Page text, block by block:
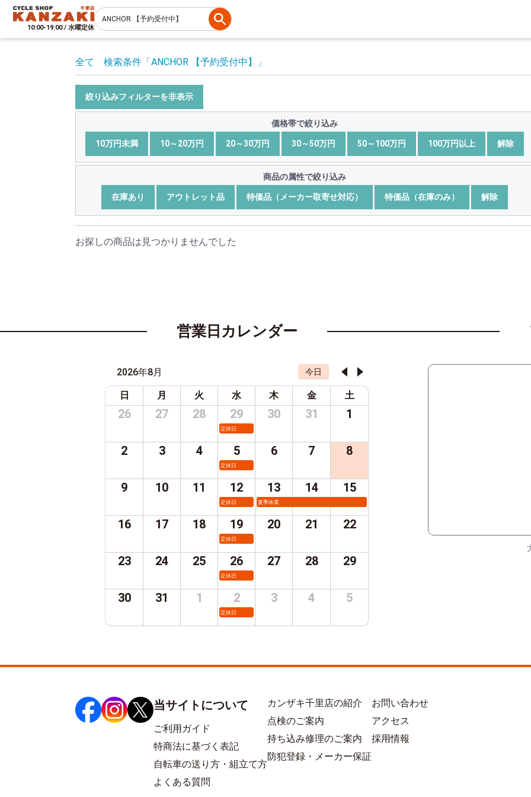
10:00-19:00 / 水曜定休
全て 検索条件 「ANCHOR 【予約受付中】」
絞り込みフィルターを非表示
価格帯で絞り込み
10万円未満 10～20万円 20～30万円 30～50万円 50～100万円 100万円以上 解除
商品の属性で絞り込み
在庫あり アウトレット品 特価品（メーカー取寄せ対応） 特価品（在庫のみ） 解除
お探しの商品は見つかりませんでした
営業日カレンダー
2026年8月 今日
日 月 火 水 木 金 土
26 27 28 29
定休日
30 31 1
2 3 4 5
定休日
6 7 8
9 10 11 12
定休日
13
夏季休業
14 15
16 17 18 19
定休日
20 21 22
23 24 25 26
定休日
27 28 29
30 31 1 2
定休日
3 4 5
当サイトについて
ご利用ガイド
特商法に基づく表記
自転車の送り方・組立て方
よくある質問
カンザキ千里店の紹介
点検のご案内
持ち込み修理のご案内
防犯登録・メーカー保証
お問い合わせ
アクセス
採用情報